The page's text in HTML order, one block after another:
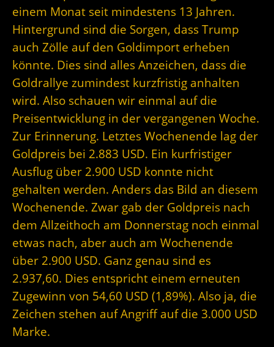
einem Monat seit mindestens 13 Jahren.
Hintergrund sind die Sorgen, dass Trump
auch Zölle auf den Goldimport erheben
könnte. Dies sind alles Anzeichen, dass die
Goldrallye zumindest kurzfristig anhalten
wird. Also schauen wir einmal auf die
Preisentwicklung in der vergangenen Woche.
Zur Erinnerung. Letztes Wochenende lag der
Goldpreis bei 2.883 USD. Ein kurfristiger
Ausflug über 2.900 USD konnte nicht
gehalten werden. Anders das Bild an diesem
Wochenende. Zwar gab der Goldpreis nach
dem Allzeithoch am Donnerstag noch einmal
etwas nach, aber auch am Wochenende
über 2.900 USD. Ganz genau sind es
2.937,60. Dies entspricht einem erneuten
Zugewinn von 54,60 USD (1,89%). Also ja, die
Zeichen stehen auf Angriff auf die 3.000 USD
Marke.